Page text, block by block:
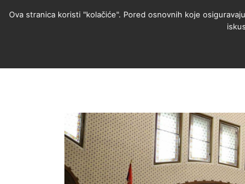
Ova stranica koristi "kolačiće". Pored osnovnih koje